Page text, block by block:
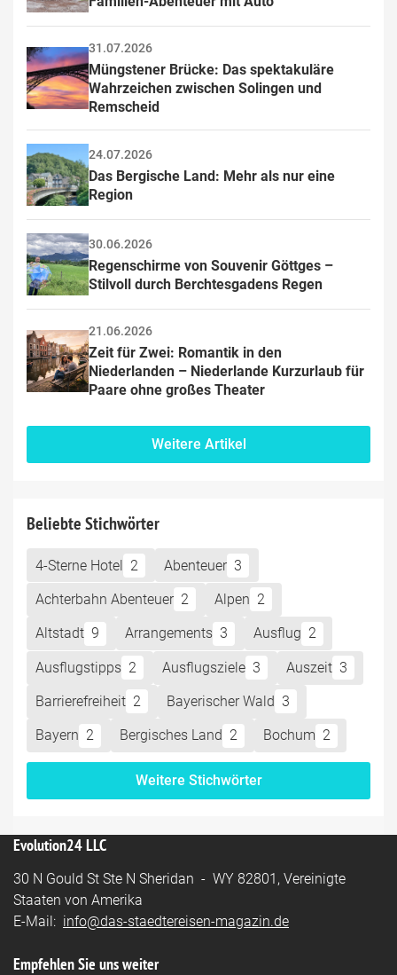
31.07.2026
Müngstener Brücke: Das spektakuläre
Wahrzeichen zwischen Solingen und
Remscheid
24.07.2026
Das Bergische Land: Mehr als nur eine
Region
30.06.2026
Regenschirme von Souvenir Göttges –
Stilvoll durch Berchtesgadens Regen
21.06.2026
Zeit für Zwei: Romantik in den
Niederlanden – Niederlande Kurzurlaub für
Paare ohne großes Theater
Weitere Artikel
Beliebte Stichwörter
4-Sterne Hotel 2 Abenteuer 3
Achterbahn Abenteuer 2 Alpen 2
Altstadt 9 Arrangements 3 Ausflug 2
Ausflugstipps 2 Ausflugsziele 3 Auszeit 3
Barrierefreiheit 2 Bayerischer Wald 3
Bayern 2 Bergisches Land 2 Bochum 2
Weitere Stichwörter
Evolution24 LLC
30 N Gould St Ste N Sheridan - WY 82801, Vereinigte
Staaten von Amerika
E-Mail: info@das-staedtereisen-magazin.de
Empfehlen Sie uns weiter